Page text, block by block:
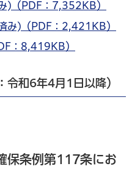
)（PDF：7,352KB）
み)（PDF：2,421KB）
：8,419KB）
令和6年4月1日以降）
保条例第117条にお